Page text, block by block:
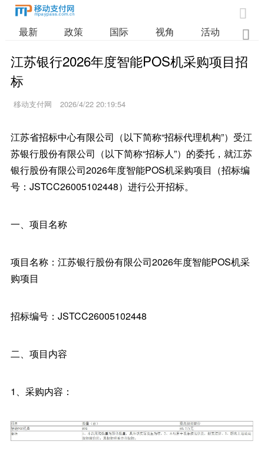

最新 政策 国际 视角 活动 业

江苏银行2026年度智能POS机采购项目招
标
移动支付网 2026/4/22 20:19:54
江苏省招标中心有限公司（以下简称“招标代理机构”）受江
苏银行股份有限公司（以下简称“招标人”）的委托，就江苏
银行股份有限公司2026年度智能POS机采购项目（招标编
号：JSTCC26005102448）进行公开招标。
一、项目名称
项目名称：江苏银行股份有限公司2026年度智能POS机采
购项目
招标编号：JSTCC26005102448
二、项目内容
1、采购内容：